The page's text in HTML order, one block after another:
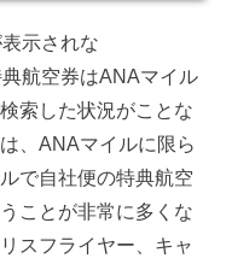
示されな
航空券はANAマイル
索した状況がことな
、ANAマイルに限ら
で自社便の特典航空
ことが非常に多くな
スフライヤー、キャ